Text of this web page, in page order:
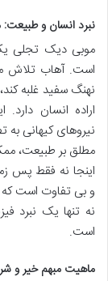
نبرد انسان و
موبی دیک تجلی
است. آهاب تلاش
نهنگ سفید غلبه
اراده انسان
نیروهای کیهانی
مطلق بر طبیعت،
اینجا نه فقط پس
و بی تفاوت است که
نه تنها یک نبرد
است.
ماهیت مبهم خیر و